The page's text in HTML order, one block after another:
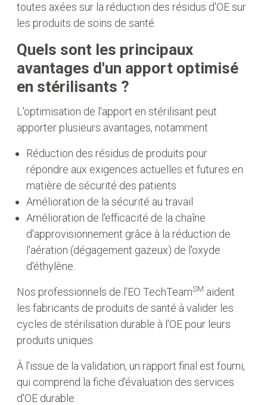
toutes axées sur la réduction des résidus d'OE sur
les produits de soins de santé.
Quels sont les principaux
avantages d'un apport optimisé
en stérilisants ?
L'optimisation de l'apport en stérilisant peut
apporter plusieurs avantages, notamment
Réduction des résidus de produits pour
répondre aux exigences actuelles et futures en
matière de sécurité des patients
Amélioration de la sécurité au travail
Amélioration de l'efficacité de la chaîne
d'approvisionnement grâce à la réduction de
l'aération (dégagement gazeux) de l'oxyde
d'éthylène.
Nos professionnels de l'EO TechTeamSM aident
les fabricants de produits de santé à valider les
cycles de stérilisation durable à l'OE pour leurs
produits uniques.
À l'issue de la validation, un rapport final est fourni,
qui comprend la fiche d'évaluation des services
d'OE durable.